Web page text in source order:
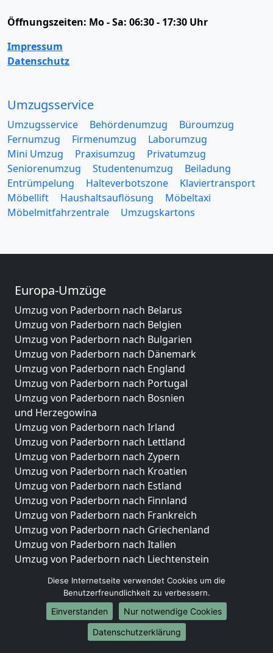
Öffnungszeiten: Mo - Sa: 06:30 - 17:30 Uhr
Impressum
Datenschutz
Umzugsservice
Umzugsservice Behördenumzug
Büroumzug
Fernumzug
Firmenumzug
Laborumzug
Mini Umzug
Praxisumzug
Privatumzug
Seniorenumzug
Studentenumzug
Beiladung
Entrümpelung
Halteverbotszone
Klaviertransport
Möbellift
Haushaltsauflösung
Möbeltaxi
Möbelmitfahrzentrale
Umzugskartons
Europa-Umzüge
Umzug von Paderborn nach Belarus
Umzug von Paderborn nach Belgien
Umzug von Paderborn nach Bulgarien
Umzug von Paderborn nach Dänemark
Umzug von Paderborn nach England
Umzug von Paderborn nach Portugal
Umzug von Paderborn nach Bosnien
und Herzegowina
Umzug von Paderborn nach Irland
Umzug von Paderborn nach Lettland
Umzug von Paderborn nach Zypern
Umzug von Paderborn nach Kroatien
Umzug von Paderborn nach Estland
Umzug von Paderborn nach Finnland
Umzug von Paderborn nach Frankreich
Umzug von Paderborn nach Griechenland
Umzug von Paderborn nach Italien
Umzug von Paderborn nach Liechtenstein
Umzug von Paderborn nach Niederlande
Umzug von Paderborn nach Norwegen
Umzüge-Deutschlandweit
Diese Internetseite verwendet Cookies um die
Benutzerfreundlichkeit zu verbessern.
Einverstanden
Nur notwendige Cookies
Datenschutzerklärung